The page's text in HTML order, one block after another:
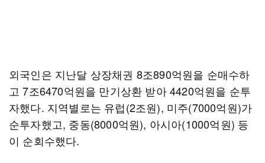
외국인은 지난달 상장채권 8조890억원을 순매수하
고 7조6470억원을 만기상환 받아 4420억원을 순투
자했다. 지역별로는 유럽(2조원), 미주(7000억원)가
순투자했고, 중동(8000억원), 아시아(1000억원) 등
이 순회수했다.